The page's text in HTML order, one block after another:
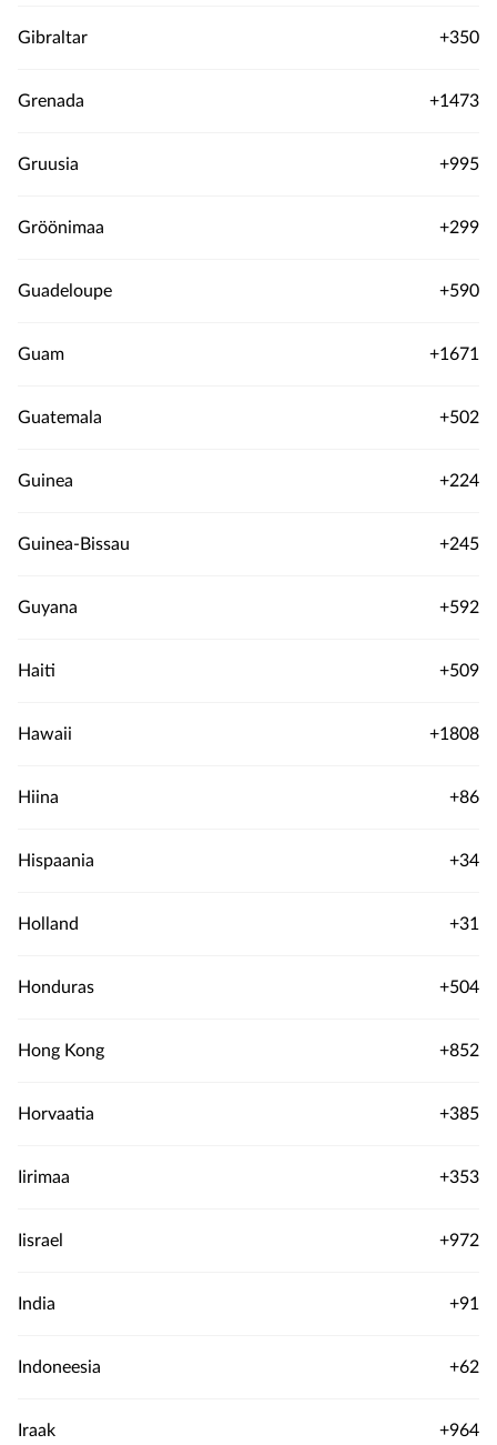
Gibraltar +350
Grenada +1473
Gruusia +995
Gröönimaa +299
Guadeloupe +590
Guam +1671
Guatemala +502
Guinea +224
Guinea-Bissau +245
Guyana +592
Haiti +509
Hawaii +1808
Hiina +86
Hispaania +34
Holland +31
Honduras +504
Hong Kong +852
Horvaatia +385
Iirimaa +353
Iisrael +972
India +91
Indoneesia +62
Iraak +964